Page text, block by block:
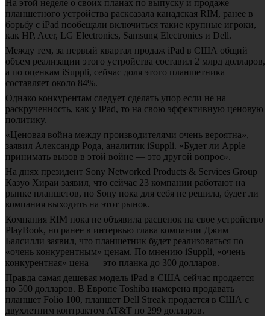
На этой неделе о своих планах по выпуску и продаже
планшетного устройства расксазала канадская RIM, ранее в
борьбу с iPad пообещали включиться такие крупные игроки,
как HP, Acer, LG Electronics, Samsung Electronics и Dell.
Между тем, за первый квартал продаж iPad в США общий
объем реализации этого устройства составил 2 млрд долларов,
а по оценкам iSuppli, сейчас доля этого планшетника
составляет около 84%.
Однако конкурентам следует сделать упор если не на
раскрученность, как у iPad, то на свою эффективную ценовую
политику.
«Ценовая война между производителями очень вероятна», —
заявил Александр Рода, аналитик iSuppli. «Будет ли Apple
принимать вызов в этой войне — это другой вопрос».
На днях президент Sony Networked Products & Services Group
Казуо Хираи заявил, что сейчас 23 компании работают на
рынке планшетов, но Sony пока для себя не решила, будет ли
компания выходить на этот рынок.
Компания RIM пока не объявила расценок на свое устройство
PlayBook, но ранее в интервью глава компании Джим
Балсилли заявил, что планшетник будет реализоваться по
«очень конкурентным» ценам. По мнению iSuppli, «очень
конкурентная» цена — это планка до 300 долларов.
Правда самая дешевая модель iPad в США сейчас продается
по 500 долларов. В Европе Toshiba намерена продавать
планшет Folio 100, планшет Dell Streak продается в США с
двухлетним контрактом AT&T по 299 долларов.